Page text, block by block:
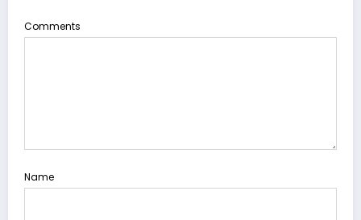
Comments
Name